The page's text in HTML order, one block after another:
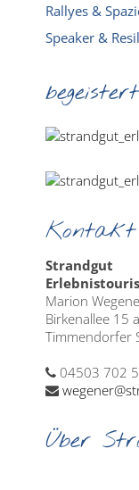
Rallyes &
Speaker &
Kontakt
Strandgut
Marion
Birkenallee 15 a
Timmendorfer
04503 702
Über